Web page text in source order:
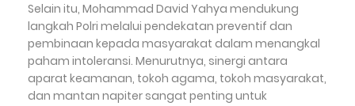
Selain itu, Mohammad David Yahya mendukung
langkah Polri melalui pendekatan preventif dan
pembinaan kepada masyarakat dalam menangkal
paham intoleransi. Menurutnya, sinergi antara
aparat keamanan, tokoh agama, tokoh masyarakat,
dan mantan napiter sangat penting untuk